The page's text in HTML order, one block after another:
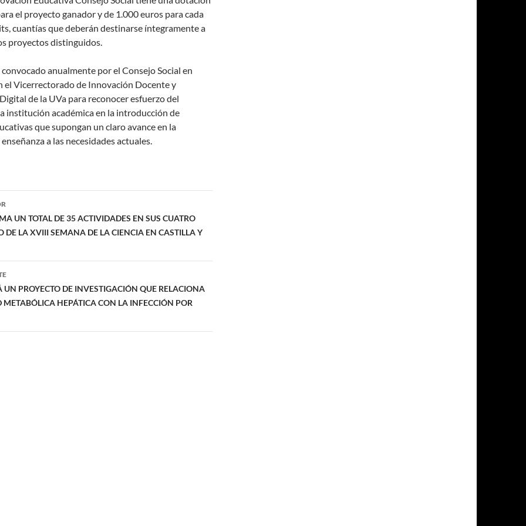
el proyecto ganador y de 1.000 euros para cada
cuantías que deberán destinarse íntegramente a
proyectos distinguidos.
anualmente por el Consejo Social en
el Vicerrectorado de Innovación Docente y
de la UVa para reconocer esfuerzo del
institución académica en la introducción de
que supongan un claro avance en la
a las necesidades actuales.
UN TOTAL DE 35 ACTIVIDADES EN SUS CUATRO
DE LA XVIII SEMANA DE LA CIENCIA EN CASTILLA Y
UN PROYECTO DE INVESTIGACIÓN QUE RELACIONA
METABÓLICA HEPÁTICA CON LA INFECCIÓN POR